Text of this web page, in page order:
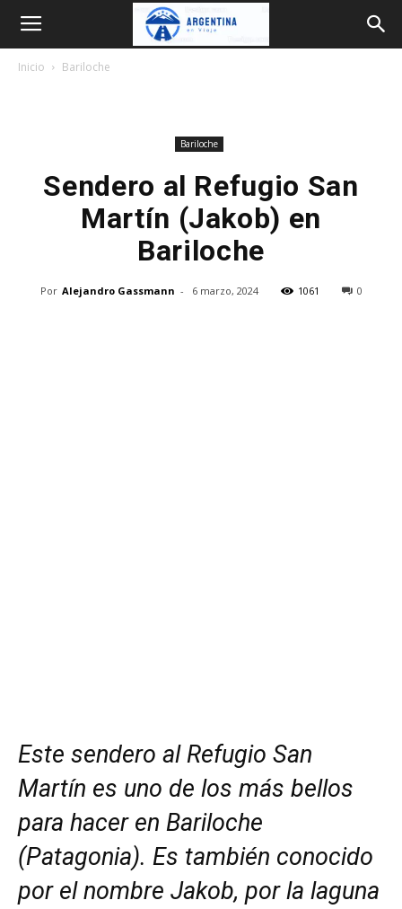
Argentina
Inicio Bariloche
Bariloche
Sendero al Refugio San
Martín (Jakob) en
Bariloche
Por Alejandro Gassmann - 6 marzo, 2024 1061 0
Este sendero al Refugio San
Martín es uno de los más bellos
para hacer en Bariloche
(Patagonia). Es también conocido
por el nombre Jakob, por la laguna